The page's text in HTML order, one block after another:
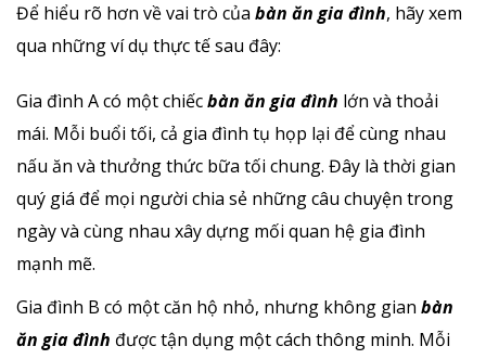
Để hiểu rõ hơn về vai trò của bàn ăn gia đình, hãy xem
qua những ví dụ thực tế sau đây:
Gia đình A có một chiếcbàn ăn gia đình lớn và thoải
mái. Mỗi buổi tối, cả gia đình tụ họp lại để cùng nhau
nấu ăn và thưởng thức bữa tối chung. Đây là thời gian
quý giá để mọi người chia sẻ những câu chuyện trong
ngày và cùng nhau xây dựng mối quan hệ gia đình
mạnh mẽ.
Gia đình B có một căn hộ nhỏ, nhưng không gian bàn
ăn gia đình được tận dụng một cách thông minh. Mỗi